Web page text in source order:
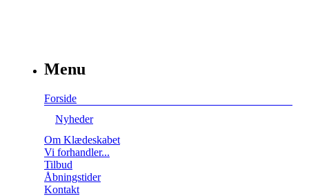
Menu
Forside
Nyheder
Om Klædeskabet
Vi forhandler...
Tilbud
Åbningstider
Kontakt